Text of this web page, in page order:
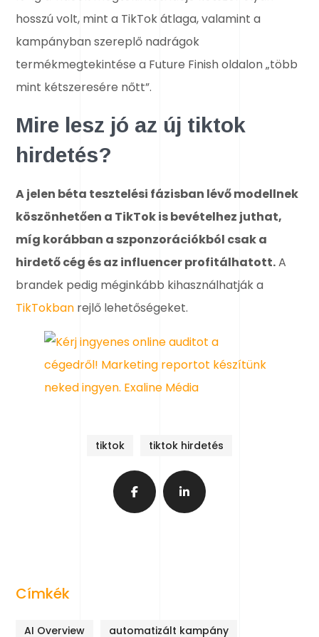
hosszú volt, mint a TikTok átlaga, valamint a
kampányban szereplő nadrágok
termékmegtekintése a Future Finish oldalon „több
mint kétszeresére nőtt”.
Mire lesz jó az új tiktok
hirdetés?
A jelen béta tesztelési fázisban lévő modellnek
köszönhetően a TikTok is bevételhez juthat,
míg korábban a szponzorációkból csak a
hirdető cég és az influencer profitálhatott.A
brandek pedig méginkább kihasználhatják a
TikTokban rejlő lehetőségeket.
tiktok tiktok hirdetés
Címkék
AI Overview automatizált kampány